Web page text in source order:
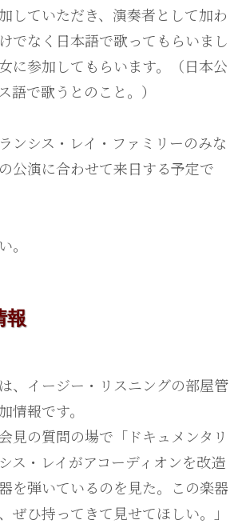
していただき、演奏者として加わ
でなく日本語で歌ってもらいまし
に参加してもらいます。（日本公
語で歌うとのこと。）
ンシス・レイ・ファミリーのみな
公演に合わせて来日する予定で
。
報
、イージー・リスニングの部屋管
情報です。
見の質問の場で「ドキュメンタリ
ス・レイがアコーディオンを改造
を弾いているのを見た。この楽器
ぜひ持ってきて見せてほしい。」